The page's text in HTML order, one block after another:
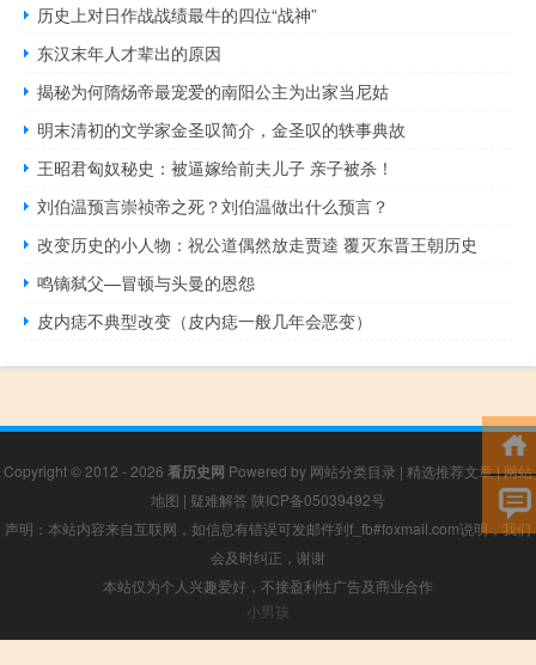
历史上对日作战战绩最牛的四位“战神”
东汉末年人才辈出的原因
揭秘为何​隋炀帝​最宠爱的南阳公主为出家当尼姑
明末清初的文学家金圣叹简介，金圣叹的轶事典故
王昭君匈奴秘史：被逼嫁给前夫儿子 亲子被杀！
刘伯温预言崇祯帝之死？刘伯温做出什么预言？
改变历史的小人物：祝公道偶然放走贾逵 覆灭东晋王朝历史
鸣镝弑父—冒顿与头曼的恩怨
皮内痣不典型改变（皮内痣一般几年会恶变）
Copyright © 2012 - 2026 看历史网 Powered by 网站分类目录 | 精选推荐文章|网站
地图 | 疑难解答 陕ICP备05039492号
声明：本站内容来自互联网，如信息有错误可发邮件到f_fb#foxmail.com说明，我们
会及时纠正，谢谢
本站仅为个人兴趣爱好，不接盈利性广告及商业合作
小男孩